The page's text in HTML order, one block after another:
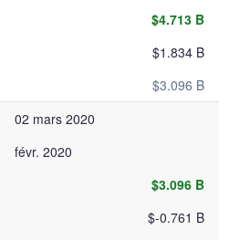
$4.713 B
$1.834 B
$3.096 B
02 mars 2020
févr. 2020
$3.096 B
$-0.761 B